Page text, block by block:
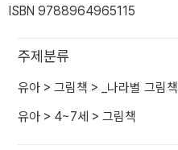
ISBN 9788964965115
주제분류
유아 > 그림책 > _나라별 그림책
유아 > 4~7세 > 그림책